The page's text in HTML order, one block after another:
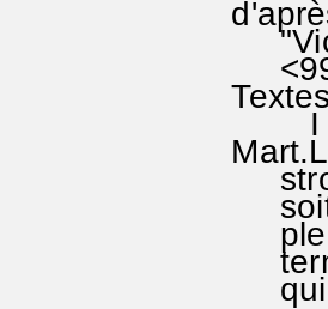
<990-
I
soit
qui